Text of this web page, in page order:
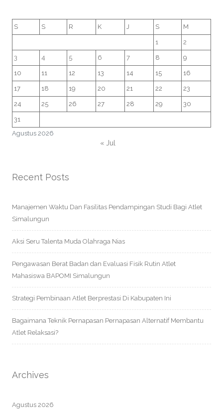
Agustus 2026
S S R K J S M
1 2
3 4 5 6 7 8 9
10 11 12 13 14 15 16
17 18 19 20 21 22 23
24 25 26 27 28 29 30
31
« Jul
Recent Posts
Manajemen Waktu Dan Fasilitas Pendampingan Studi Bagi Atlet
Simalungun
Aksi Seru Talenta Muda Olahraga Nias
Pengawasan Berat Badan dan Evaluasi Fisik Rutin Atlet
Mahasiswa BAPOMI Simalungun
Strategi Pembinaan Atlet Berprestasi Di Kabupaten Ini
Bagaimana Teknik Pernapasan Pernapasan Alternatif Membantu
Atlet Relaksasi?
Archives
Agustus 2026